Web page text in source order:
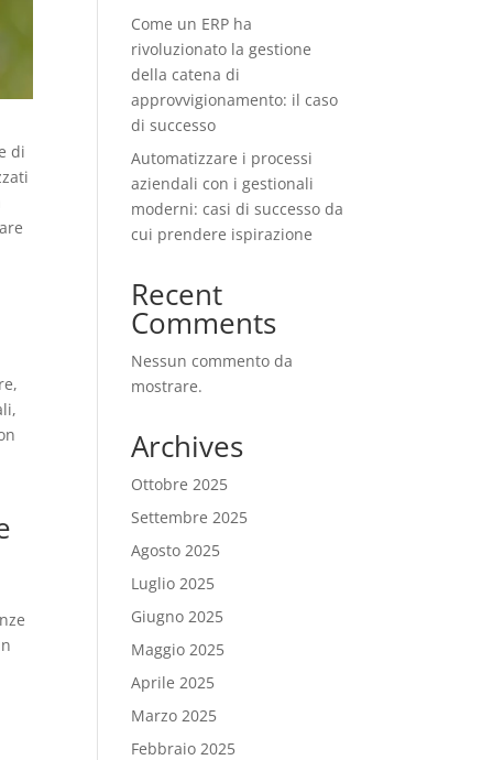
di
Come un ERP ha
rivoluzionato la gestione
della catena di
approvvigionamento: il caso
di successo
Automatizzare i processi
aziendali con i gestionali
moderni: casi di successo da
cui prendere ispirazione
Recent
Comments
Nessun commento da
mostrare.
Archives
Ottobre 2025
Settembre 2025
Agosto 2025
Luglio 2025
Giugno 2025
Maggio 2025
Aprile 2025
Marzo 2025
Febbraio 2025